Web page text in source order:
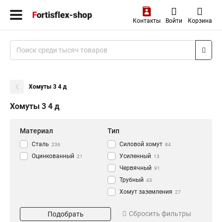
Контакты Войти Корзина
Хомуты 3 4 д
Хомуты 3 4 д
Материал
Сталь 236
Оцинкованный 21
Тип
Силовой хомут 84
Усиленный 13
Червячный 91
Трубный 43
Хомут заземления 27
Зеленый 7 8 мм 2
Подобрать Сбросить фильтры